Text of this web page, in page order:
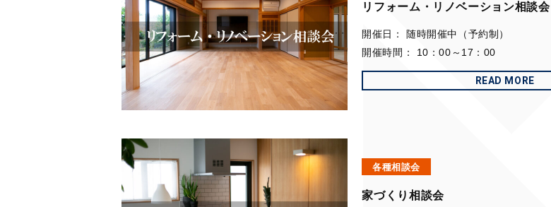
リフォーム・リノベーション相談会
開催日：
随時開催中（予約制）
開催時間：
10：00～17：00
READ MORE
各種相談会
家づくり相談会